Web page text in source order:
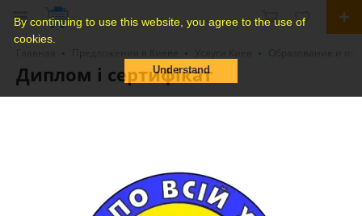
By continuing to use this website, you agree to the use of
cookies.
Understand
Диплом і сертифікат